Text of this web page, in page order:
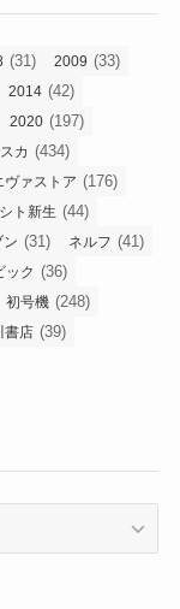
(31) 2009 (33)
2014 (42)
2020 (197)
カ (434)
ヴァストア (176)
シト新生 (44)
ン (31) ネルフ (41)
ック (36)
初号機 (248)
書店 (39)